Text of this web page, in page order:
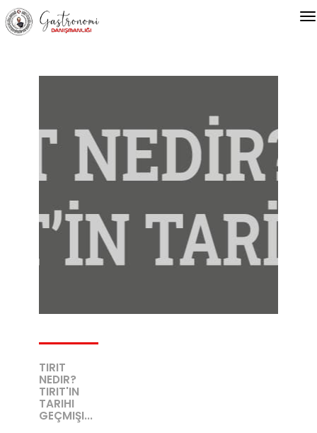
TIRIT
NEDIR?
TIRIT'IN
TARIHI
GEÇMIŞI...